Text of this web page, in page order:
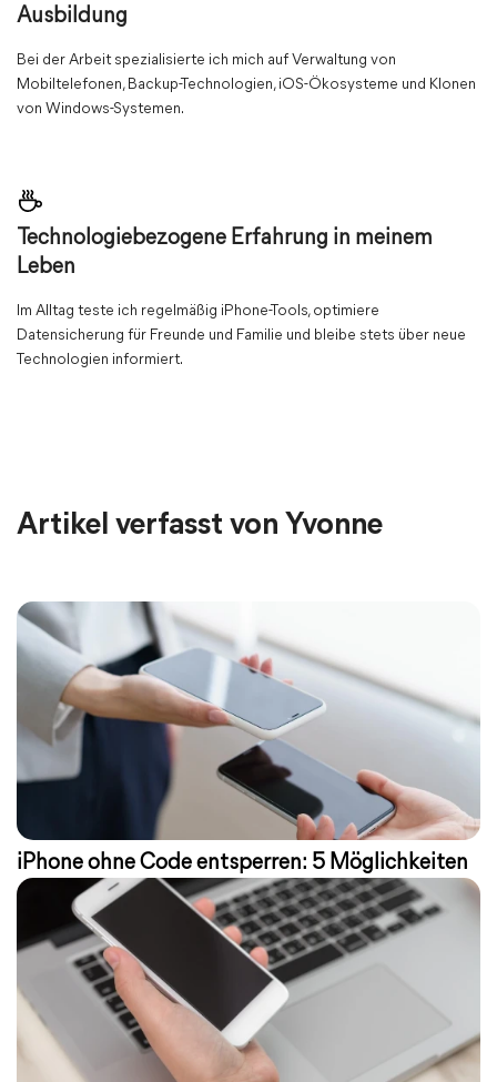
Ausbildung
Bei der Arbeit spezialisierte ich mich auf Verwaltung von
Mobiltelefonen, Backup-Technologien, iOS-Ökosysteme und Klonen
von Windows-Systemen.
Technologiebezogene Erfahrung in meinem
Leben
Im Alltag teste ich regelmäßig iPhone-Tools, optimiere
Datensicherung für Freunde und Familie und bleibe stets über neue
Technologien informiert.
Artikel verfasst von Yvonne
iPhone ohne Code entsperren: 5 Möglichkeiten